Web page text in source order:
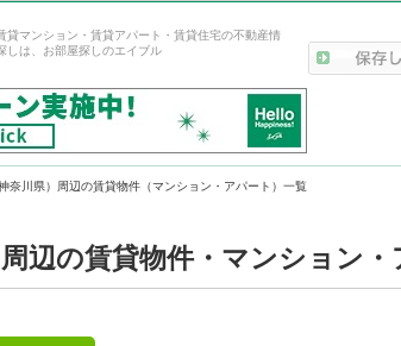
貸マンション・賃貸アパート・賃貸住宅の不動産情
しは、お部屋探しのエイブル
奈川県）周辺の賃貸物件（マンション・アパート）一覧
辺の賃貸物件・マンション・